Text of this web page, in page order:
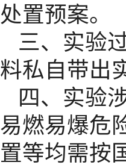
处置预案。
三、实验
料私自带出
四、实验
易燃易爆危
置等均需按